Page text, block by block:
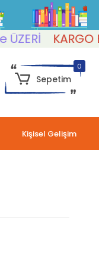
KARGO
0
Sepetim
Kişisel Gelişim